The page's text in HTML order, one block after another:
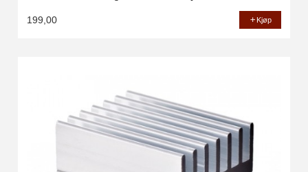
199,00 Kjøp